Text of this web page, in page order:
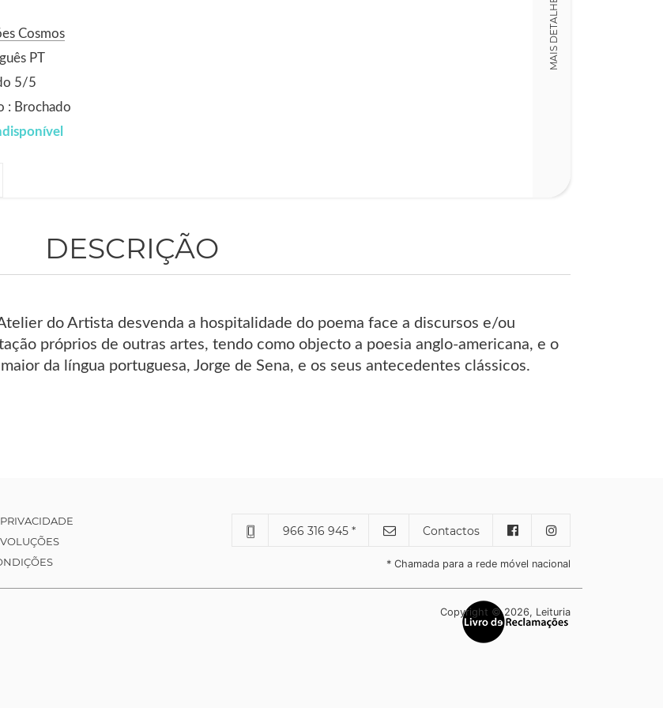
Cosmos
PT
5/5
: Brochado
MAIS DETALHES
DESCRIÇÃO
do Artista desvenda a hospitalidade do poema face a discursos e/ou
próprios de outras artes, tendo como objecto a poesia anglo-americana, e o
da língua portuguesa, Jorge de Sena, e os seus antecedentes clássicos.
966 316 945 * Contactos
* Chamada para a rede móvel nacional
Copyright © 2026, Leituria